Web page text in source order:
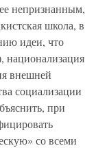
непризнанным,
школа, в
идеи, что
национализация
внешней
социализации
при
со всеми